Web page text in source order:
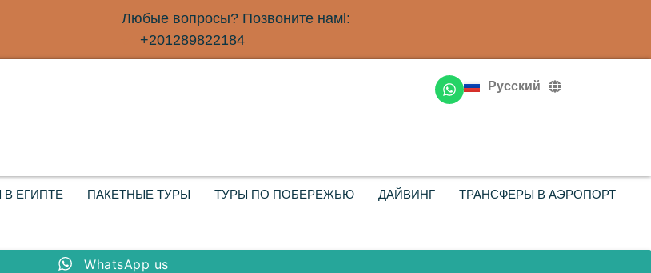
Любые вопросы? Позвоните намl:
+201289822184
Русский
English
Français
В ЕГИПТЕ ПАКЕТНЫЕ ТУРЫ ТУРЫ ПО ПОБЕРЕЖЬЮ ДАЙВИНГ ТРАНСФЕРЫ В АЭРОПОРТ
WhatsApp us